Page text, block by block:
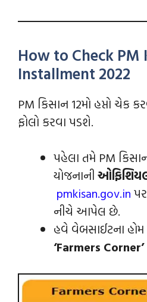
How to Check PM
Installment 2022
PM કિસાન 12મો હપ્તો ચેક
ફોલો કરવા પડશે.
પહેલા તમે PM
યોજનાની
pmkisan.gov.in
નીચે આપેલ છે.
હવે વેબસાઈટના
‘Farmers Corner’